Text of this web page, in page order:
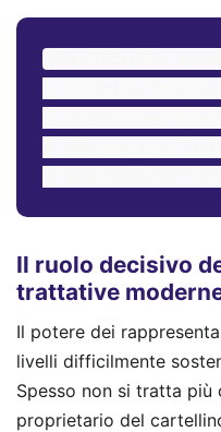
Il ruolo decisivo
trattative
Il potere dei
livelli difficilmente
Spesso non si tratta
proprietario del